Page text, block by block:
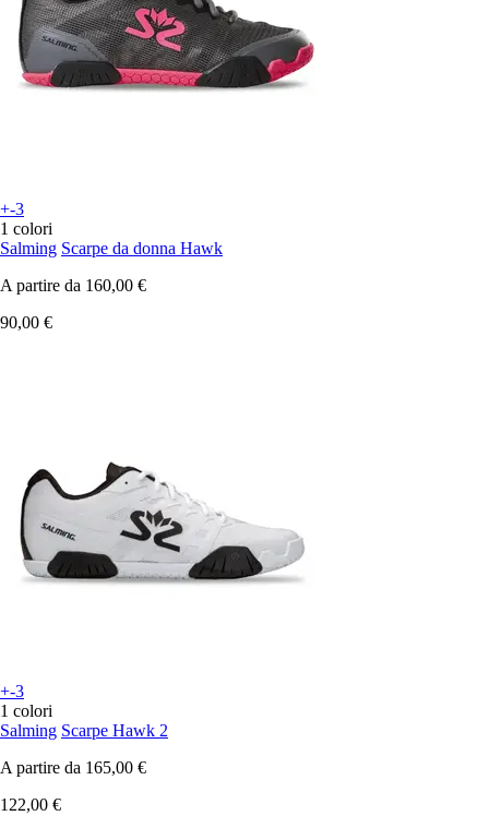
+-3
1 colori
Salming Scarpe da donna Hawk
A partire da 160,00 €
90,00 €
+-3
1 colori
Salming Scarpe Hawk 2
A partire da 165,00 €
122,00 €